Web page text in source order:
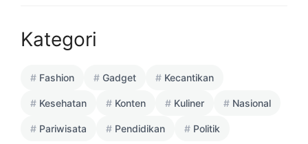
Kategori
Fashion Gadget Kecantikan
Kesehatan Konten Kuliner Nasional
Pariwisata Pendidikan Politik